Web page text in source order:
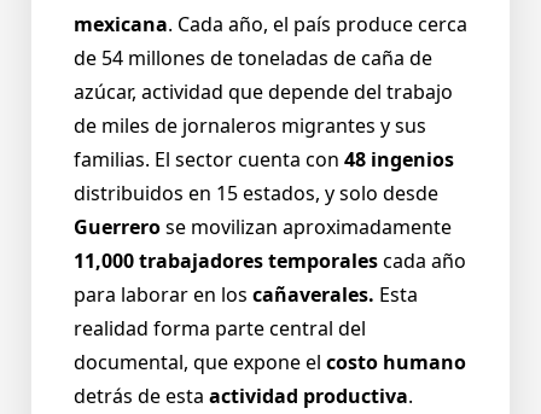
mexicana. Cada año, el país produce cerca
de 54 millones de toneladas de caña de
azúcar, actividad que depende del trabajo
de miles de jornaleros migrantes y sus
familias. El sector cuenta con 48 ingenios
distribuidos en 15 estados, y solo desde
Guerrerose movilizan aproximadamente
11,000 trabajadores temporalescada año
para laborar en los cañaverales. Esta
realidad forma parte central del
documental, que expone el costo humano
detrás de esta actividad productiva.